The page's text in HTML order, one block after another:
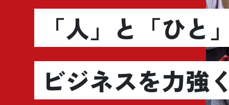
「人」と「ひと
ビジネスを力強